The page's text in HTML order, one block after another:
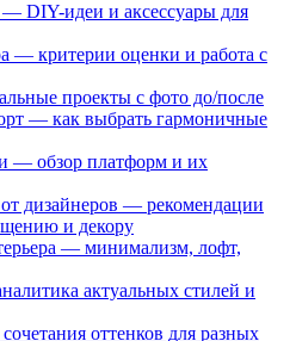
DIY-идеи и аксессуары для
— критерии оценки и работа с
проекты с фото до/после
— как выбрать гармоничные
— обзор платформ и их
дизайнеров — рекомендации
и декору
— минимализм, лофт,
актуальных стилей и
оттенков для разных